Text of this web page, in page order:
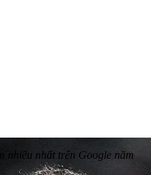
nhiều nhất trên Google năm